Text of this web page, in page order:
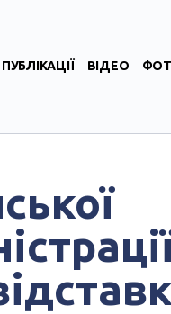
ПУБЛІКАЦІЇ ВІДЕО